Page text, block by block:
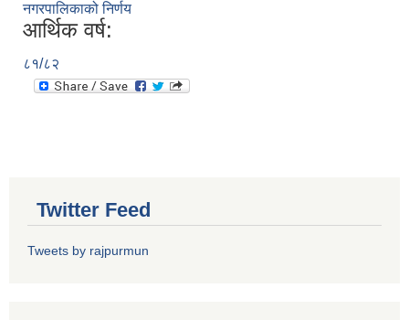
नगरपालिकाको निर्णय
आर्थिक वर्ष:
८१/८२
Twitter Feed
Tweets by rajpurmun